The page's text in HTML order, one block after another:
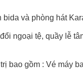
và phòng hát
ngoại tệ, quầy lễ
bao gồm : Vé máy